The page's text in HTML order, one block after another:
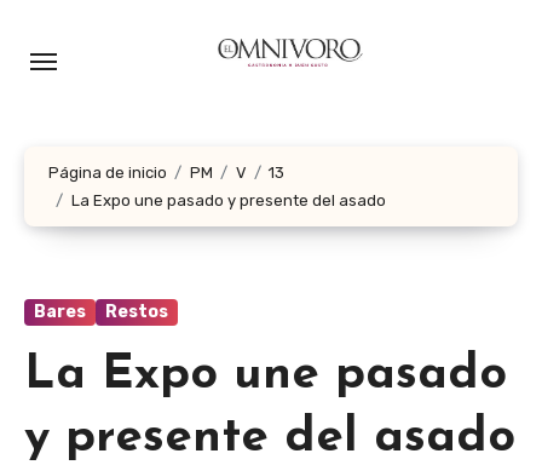
Página de inicio PM V
13
La Expo une pasado y presente del asado
Bares Restos
La Expo une pasado
y presente del asado